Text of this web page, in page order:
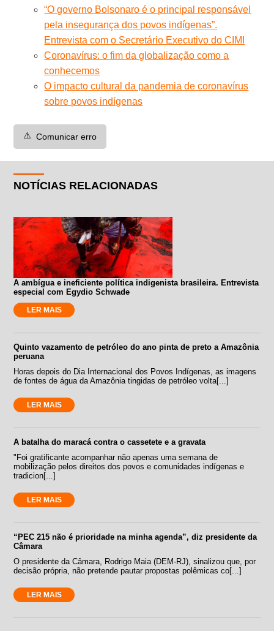
“O governo Bolsonaro é o principal responsável
pela insegurança dos povos indígenas”.
Entrevista com o Secretário Executivo do CIMI
Coronavírus: o fim da globalização como a
conhecemos
O impacto cultural da pandemia de coronavírus
sobre povos indígenas
⚠️ Comunicar erro
NOTÍCIAS RELACIONADAS
A ambígua e ineficiente política indigenista brasileira. Entrevista
especial com Egydio Schwade
LER MAIS
Quinto vazamento de petróleo do ano pinta de preto a Amazônia
peruana
Horas depois do Dia Internacional dos Povos Indígenas, as imagens
de fontes de água da Amazônia tingidas de petróleo volta[...]
LER MAIS
A batalha do maracá contra o cassetete e a gravata
"Foi gratificante acompanhar não apenas uma semana de
mobilização pelos direitos dos povos e comunidades indígenas e
tradicion[...]
LER MAIS
“PEC 215 não é prioridade na minha agenda”, diz presidente da
Câmara
O presidente da Câmara, Rodrigo Maia (DEM-RJ), sinalizou que, por
decisão própria, não pretende pautar propostas polêmicas co[...]
LER MAIS